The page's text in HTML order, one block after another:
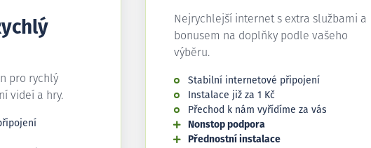
pro rychlý
videí a hry.
Nejrychlejší internet s extra službami a
bonusem na doplňky podle vašeho
výběru.
Stabilní internetové připojení
Instalace již za 1 Kč
Přechod k nám vyřídíme za vás
Nonstop podpora
Přednostní instalace